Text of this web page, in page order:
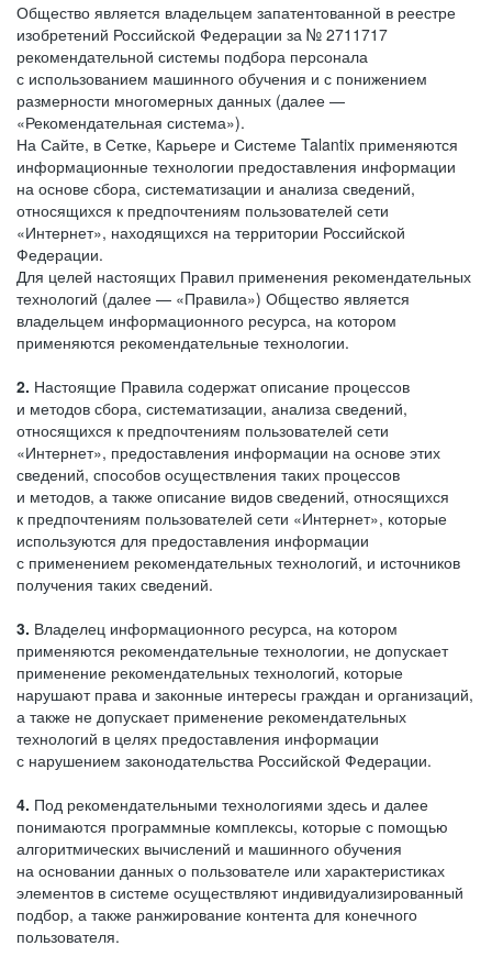
Общество является владельцем запатентованной в реестре
изобретений Российской Федерации за № 2711717
рекомендательной системы подбора персонала
с использованием машинного обучения и с понижением
размерности многомерных данных (далее —
«Рекомендательная система»).
На Сайте, в Сетке, Карьере и Системе Talantix применяются
информационные технологии предоставления информации
на основе сбора, систематизации и анализа сведений,
относящихся к предпочтениям пользователей сети
«Интернет», находящихся на территории Российской
Федерации.
Для целей настоящих Правил применения рекомендательных
технологий (далее — «Правила») Общество является
владельцем информационного ресурса, на котором
применяются рекомендательные технологии.
2. Настоящие Правила содержат описание процессов
и методов сбора, систематизации, анализа сведений,
относящихся к предпочтениям пользователей сети
«Интернет», предоставления информации на основе этих
сведений, способов осуществления таких процессов
и методов, а также описание видов сведений, относящихся
к предпочтениям пользователей сети «Интернет», которые
используются для предоставления информации
с применением рекомендательных технологий, и источников
получения таких сведений.
3. Владелец информационного ресурса, на котором
применяются рекомендательные технологии, не допускает
применение рекомендательных технологий, которые
нарушают права и законные интересы граждан и организаций,
а также не допускает применение рекомендательных
технологий в целях предоставления информации
с нарушением законодательства Российской Федерации.
4. Под рекомендательными технологиями здесь и далее
понимаются программные комплексы, которые с помощью
алгоритмических вычислений и машинного обучения
на основании данных о пользователе или характеристиках
элементов в системе осуществляют индивидуализированный
подбор, а также ранжирование контента для конечного
пользователя.